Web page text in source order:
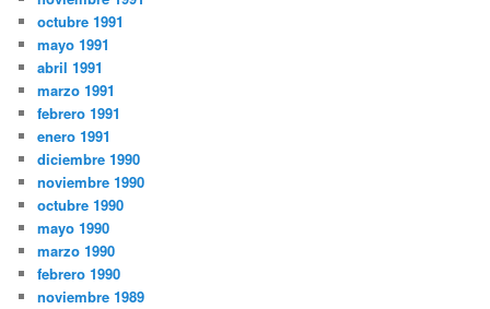
octubre 1991
mayo 1991
abril 1991
marzo 1991
febrero 1991
enero 1991
diciembre 1990
noviembre 1990
octubre 1990
mayo 1990
marzo 1990
febrero 1990
noviembre 1989